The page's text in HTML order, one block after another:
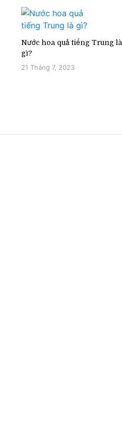
Nước hoa quả tiếng Trung là
gì?
21 Tháng 7, 2023